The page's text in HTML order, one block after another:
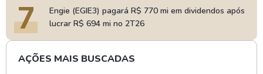
7
Engie (EGIE3) pagará R$ 770 mi em dividendos após
lucrar R$ 694 mi no 2T26
AÇÕES MAIS BUSCADAS